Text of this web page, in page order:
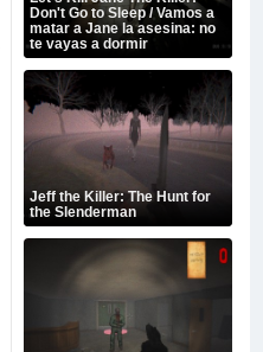
Don't Go to Sleep / Vamos a
matar a Jane la asesina: no
te vayas a dormir
Jeff the Killer: The Hunt for
the Slenderman